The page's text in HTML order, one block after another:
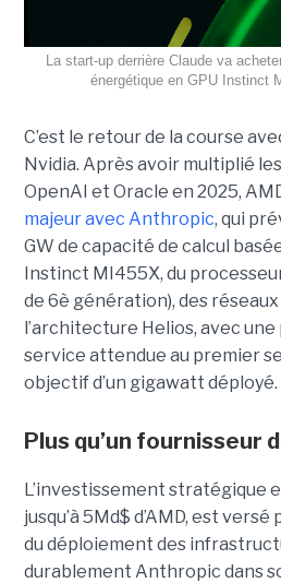
La start-up derrière Claude va
énergétique en GPU Instinct
C’est le retour de la course
Nvidia. Après avoir multiplié
OpenAI et Oracle en 2025,
majeur avec Anthropic, qui
GW de capacité de calcul
Instinct MI455X, du
de 6è génération), des réseaux
l’architecture Helios, avec
service attendue au premier
objectif d’un gigawatt déployé.
Plus qu’un fournisseur
L’investissement stratégique
jusqu’à 5Md$ d’AMD, est
du déploiement des
durablement Anthropic dans